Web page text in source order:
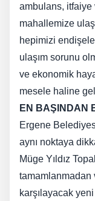
ambulans,
mahallemize
hepimizi
ulaşım sorunu
ve ekonomik
mesele haline
EN BAŞINDAN
Ergene
aynı noktaya
Müge Yıldız
tamamlanmadan
karşılayacak